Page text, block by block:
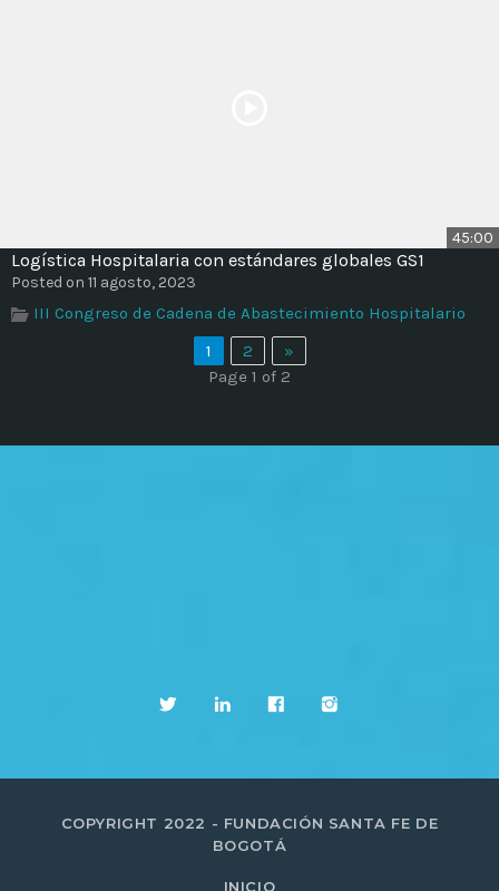
45:00
Logística Hospitalaria con estándares globales GS1
Posted on 11 agosto, 2023
III Congreso de Cadena de Abastecimiento Hospitalario
1
2
»
Page 1 of 2
COPYRIGHT 2022 - FUNDACIÓN SANTA FE DE
BOGOTÁ
INICIO